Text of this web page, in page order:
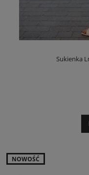
Sukienka
NOWOŚĆ